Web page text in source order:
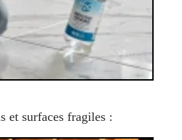
et surfaces fragiles :